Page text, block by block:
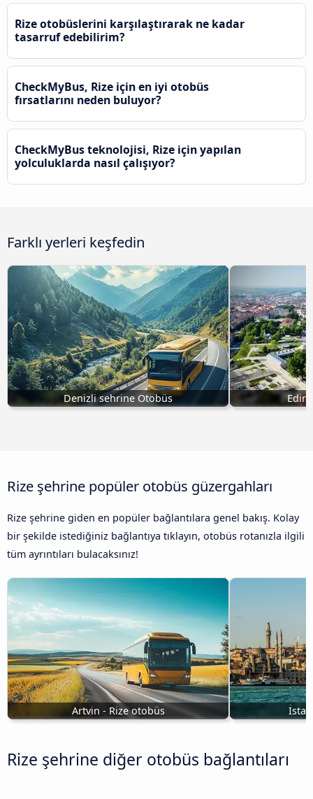
Rize otobüslerini karşılaştırarak ne kadar
tasarruf edebilirim?
CheckMyBus, Rize için en iyi otobüs
fırsatlarını neden buluyor?
CheckMyBus teknolojisi, Rize için yapılan
yolculuklarda nasıl çalışıyor?
Farklı yerleri keşfedin
Denizli sehrine Otobüs
Rize şehrine popüler otobüs güzergahları
Rize şehrine giden en popüler bağlantılara genel bakış. Kolay
bir şekilde istediğiniz bağlantıya tıklayın, otobüs rotanızla ilgili
tüm ayrıntıları bulacaksınız!
Artvin - Rize otobüs
Rize şehrine diğer otobüs bağlantıları